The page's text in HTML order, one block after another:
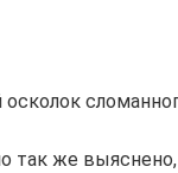
так же